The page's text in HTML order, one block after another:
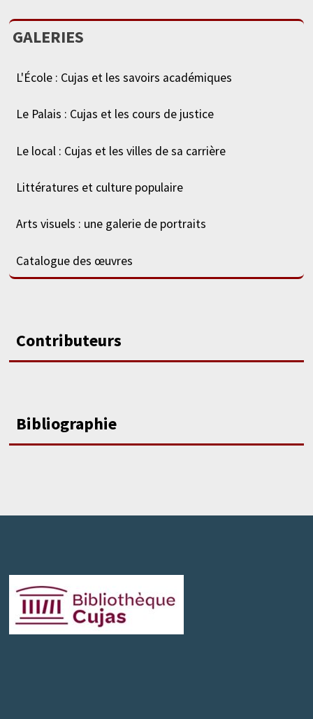
GALERIES
L'École : Cujas et les savoirs académiques
Le Palais : Cujas et les cours de justice
Le local : Cujas et les villes de sa carrière
Littératures et culture populaire
Arts visuels : une galerie de portraits
Catalogue des œuvres
Contributeurs
Bibliographie